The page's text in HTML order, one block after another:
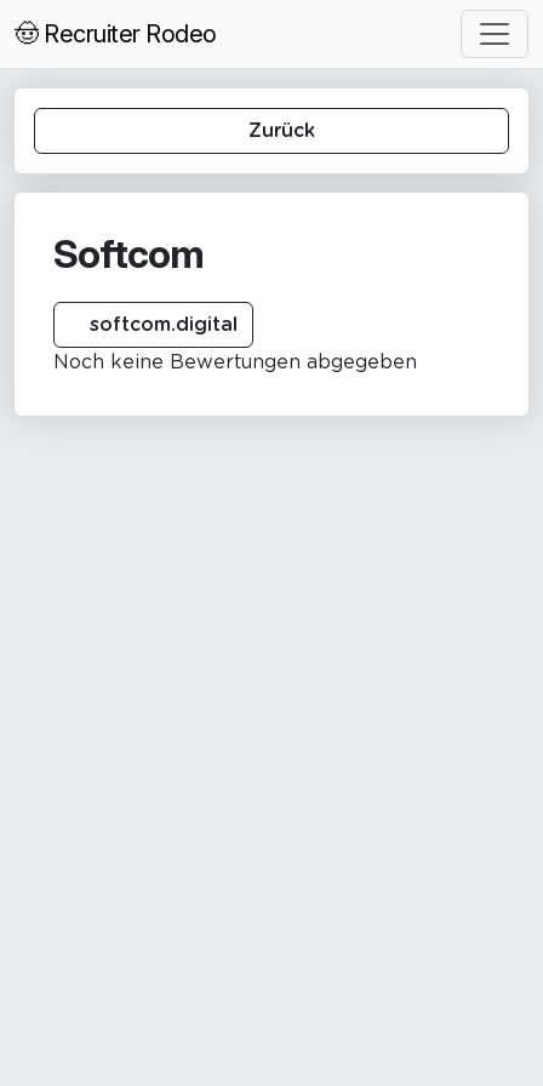
🤠 Recruiter Rodeo
Zurück
Softcom
softcom.digital
Noch keine Bewertungen abgegeben